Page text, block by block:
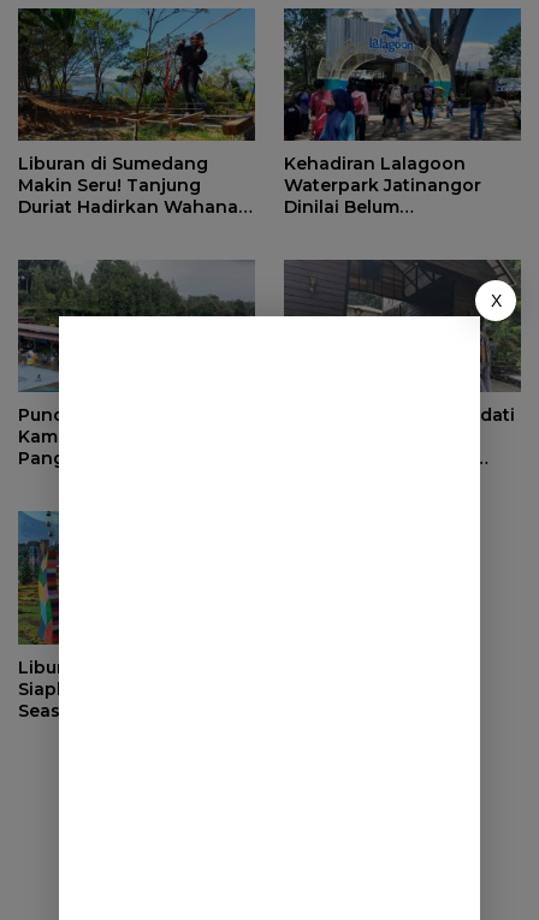
Liburan di Sumedang
Makin Seru! Tanjung
Duriat Hadirkan Wahana
Jatigede
Kehadiran Lalagoon
Waterpark Jatinangor
Dinilai Belum
Puncak Libur Lebaran,
Kampung Wisata
Pangjugjugan Diserbu
Ribuan Wisatawan Padati
Libur Lebaran, Janspark
Siapkan Event High
Season “Lebaran Happy
X